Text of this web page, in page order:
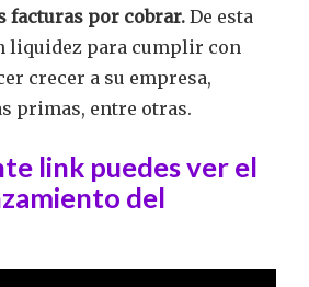
facturas por cobrar. De esta
liquidez para cumplir con
crecer a su empresa,
primas, entre otras.
link puedes ver el
del